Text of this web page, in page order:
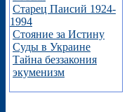
Старец Паисий 1924-
1994
Стояние за Истину
Суды в Украине
Тайна беззакония
экуменизм